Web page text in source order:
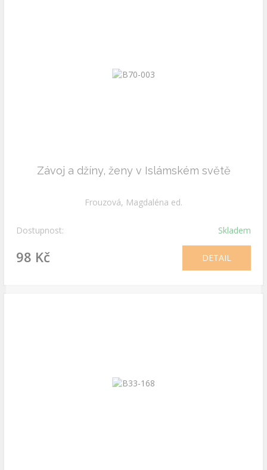
Závoj a džíny, ženy v Islámském světě
Frouzová, Magdaléna ed.
Dostupnost: Skladem
98 Kč DETAIL